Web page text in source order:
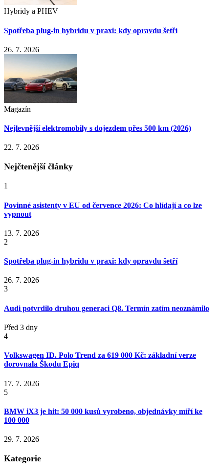
Hybridy a PHEV
Spotřeba plug-in hybridu v praxi: kdy opravdu šetří
26. 7. 2026
Magazín
Nejlevnější elektromobily s dojezdem přes 500 km (2026)
22. 7. 2026
Nejčtenější články
1
Povinné asistenty v EU od července 2026: Co hlídají a co lze
vypnout
13. 7. 2026
2
Spotřeba plug-in hybridu v praxi: kdy opravdu šetří
26. 7. 2026
3
Audi potvrdilo druhou generaci Q8. Termín zatím neoznámilo
Před 3 dny
4
Volkswagen ID. Polo Trend za 619 000 Kč: základní verze
dorovnala Škodu Epiq
17. 7. 2026
5
BMW iX3 je hit: 50 000 kusů vyrobeno, objednávky míří ke
100 000
29. 7. 2026
Kategorie